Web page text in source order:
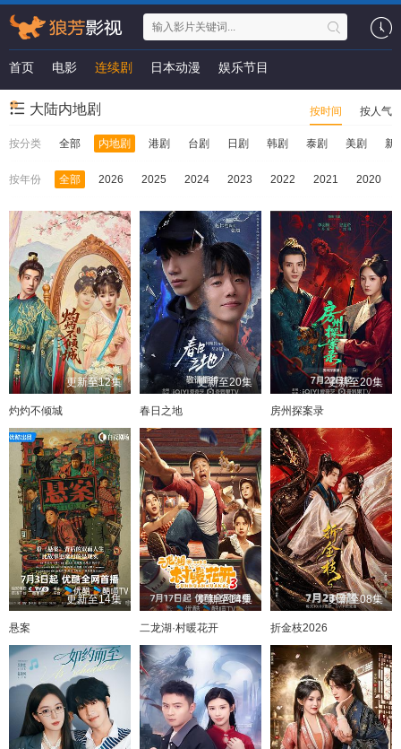
首页 电影 连续剧 日本动漫 娱乐节目
大陆内地剧 按时间 按人气
按分类 全部 内地剧 港剧 台剧 日剧 韩剧 泰剧 美剧 新
按年份 全部 2026 2025 2024 2023 2022 2021 2020
更新至12集
灼灼不倾城
更新至20集
春日之地
更新至20集
房州探案录
更新至14集
悬案
更新至14集
二龙湖·村暖花开
更新至08集
折金枝2026